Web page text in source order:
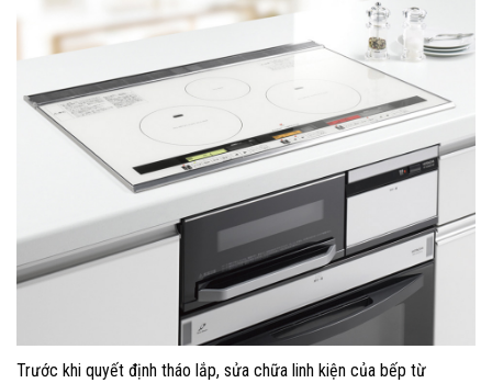
Trước khi quyết định tháo lắp, sửa chữa linh kiện của bếp từ